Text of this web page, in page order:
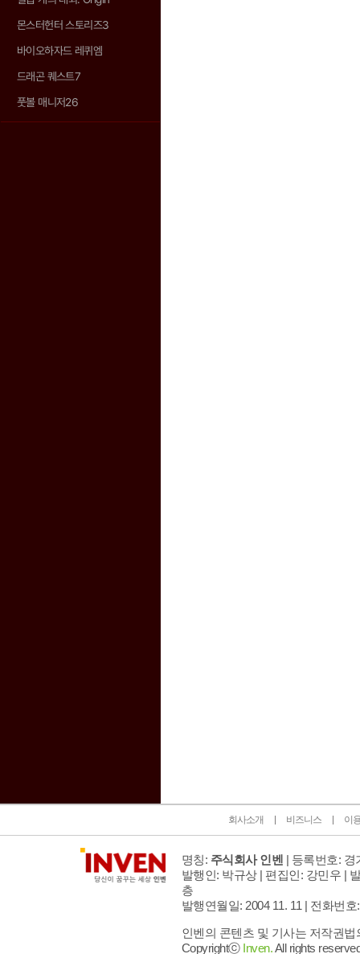
몬스터헌터 스토리즈3
바이오하자드 레퀴엠
드래곤 퀘스트7
풋볼 매니저26
회사소개 비즈니스 이
명칭: 주식회사 인벤 | 등록번호: 경
발행인: 박규상 | 편집인: 강민우 |
층
발행연월일: 2004 11. 11 | 전화번호
인벤의 콘텐츠 및 기사는 저작권
Copyrightⓒ Inven.All rights